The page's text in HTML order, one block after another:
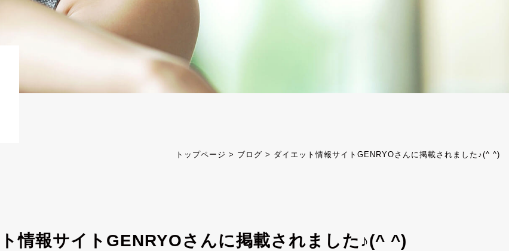
トップページ > ブログ > ダイエット情報サイトGENRYOさんに掲載されました♪(^ ^)
情報サイトGENRYOさんに掲載されました♪(^ ^)